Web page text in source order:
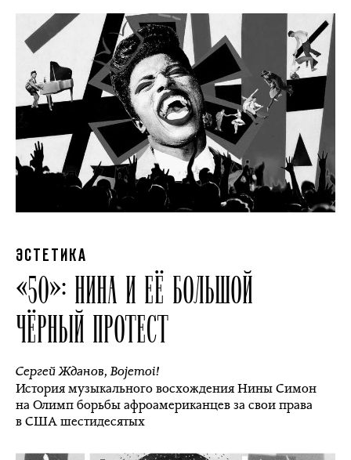
ЭСТЕТИКА
«50»: НИНА И ЕЁ БОЛЬШОЙ
ЧЁРНЫЙ ПРОТЕСТ
Сергей Жданов,Bojemoi!
История музыкального восхождения Нины Симон
на Олимп борьбы афроамериканцев за свои права
в США шестидесятых